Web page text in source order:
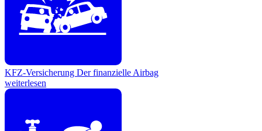
KFZ-Versicherung Der finanzielle Airbag
weiterlesen